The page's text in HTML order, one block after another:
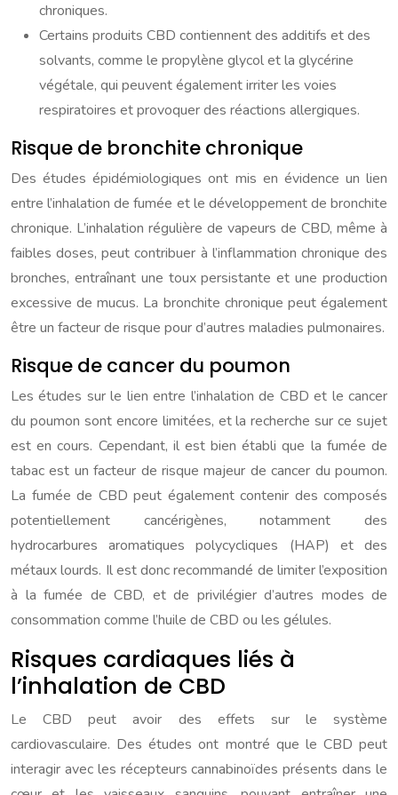
chroniques.
Certains produits CBD contiennent des additifs et des
solvants, comme le propylène glycol et la glycérine
végétale, qui peuvent également irriter les voies
respiratoires et provoquer des réactions allergiques.
Risque de bronchite chronique
Des études épidémiologiques ont mis en évidence un lien
entre l’inhalation de fumée et le développement de bronchite
chronique. L’inhalation régulière de vapeurs de CBD, même à
faibles doses, peut contribuer à l’inflammation chronique des
bronches, entraînant une toux persistante et une production
excessive de mucus. La bronchite chronique peut également
être un facteur de risque pour d’autres maladies pulmonaires.
Risque de cancer du poumon
Les études sur le lien entre l’inhalation de CBD et le cancer
du poumon sont encore limitées, et la recherche sur ce sujet
est en cours. Cependant, il est bien établi que la fumée de
tabac est un facteur de risque majeur de cancer du poumon.
La fumée de CBD peut également contenir des composés
potentiellement cancérigènes, notamment des
hydrocarbures aromatiques polycycliques (HAP) et des
métaux lourds. Il est donc recommandé de limiter l’exposition
à la fumée de CBD, et de privilégier d’autres modes de
consommation comme l’huile de CBD ou les gélules.
Risques cardiaques liés à
l’inhalation de CBD
Le CBD peut avoir des effets sur le système
cardiovasculaire. Des études ont montré que le CBD peut
interagir avec les récepteurs cannabinoïdes présents dans le